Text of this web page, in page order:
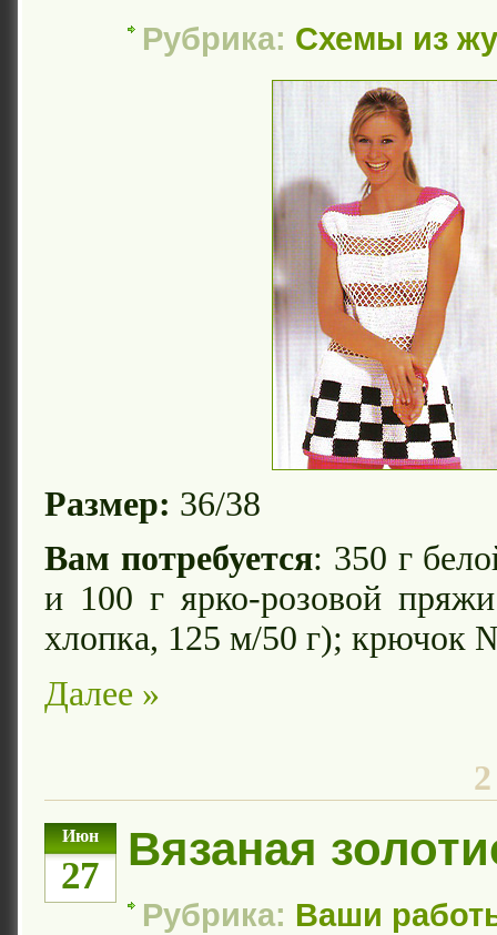
Рубрика: Схемы из
Размер: 36/38
Вам потребуется: 350 г
и 100 г ярко-розовой
хлопка, 125 м/50 г); крючок
Далее »
Июн
27
Вязаная
Рубрика: Ваши